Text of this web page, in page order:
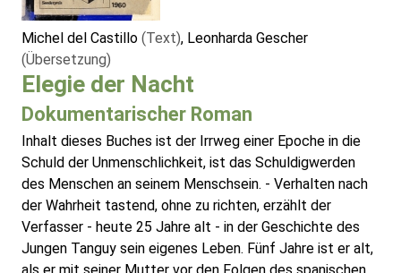
Michel del Castillo (Text), Leonharda Gescher
(Übersetzung)
Elegie der Nacht
Dokumentarischer Roman
Inhalt dieses Buches ist der Irrweg einer Epoche in die
Schuld der Unmenschlichkeit, ist das Schuldigwerden
des Menschen an seinem Menschsein. - Verhalten nach
der Wahrheit tastend, ohne zu richten, erzählt der
Verfasser - heute 25 Jahre alt - in der Geschichte des
Jungen Tanguy sein eigenes Leben. Fünf Jahre ist er alt,